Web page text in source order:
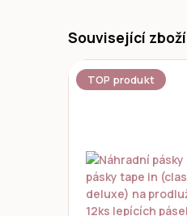
Související zboží
TOP produkt